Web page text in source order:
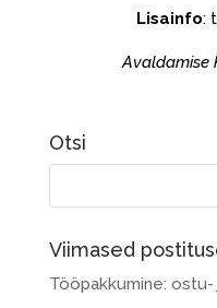
Lisainfo:
Avaldamise
Otsi
Viimased
Tööpakkumine: